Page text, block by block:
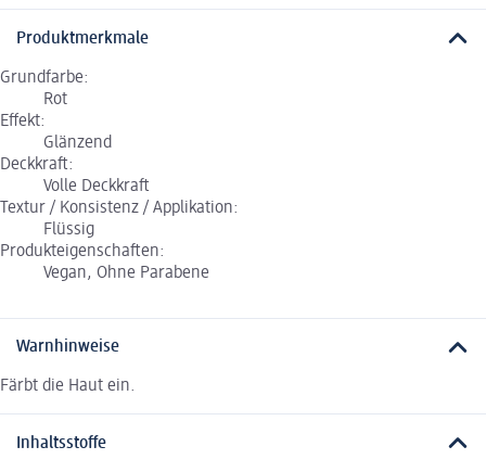
Produktmerkmale
Grundfarbe:
Rot
Effekt:
Glänzend
Deckkraft:
Volle Deckkraft
Textur / Konsistenz / Applikation:
Flüssig
Produkteigenschaften:
Vegan, Ohne Parabene
Warnhinweise
Färbt die Haut ein.
Inhaltsstoffe